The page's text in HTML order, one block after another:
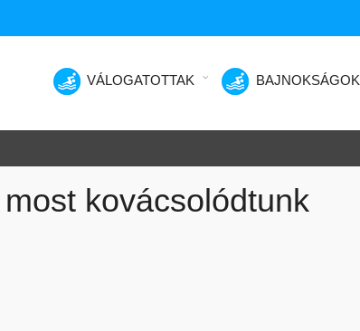
VÁLOGATOTTAK BAJNOKSÁGOK
kovácsolódtunk